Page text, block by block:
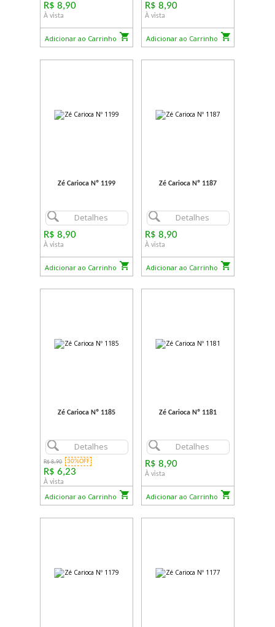
R$ 8,90
À vista
Adicionar ao Carrinho
R$ 8,90
À vista
Adicionar ao Carrinho
Zé Carioca Nº 1199
Detalhes
R$ 8,90
À vista
Adicionar ao Carrinho
Zé Carioca Nº 1187
Detalhes
R$ 8,90
À vista
Adicionar ao Carrinho
Zé Carioca Nº 1185
Detalhes
R$ 8,90 30%OFF
R$ 6,23
À vista
Adicionar ao Carrinho
Zé Carioca Nº 1181
Detalhes
R$ 8,90
À vista
Adicionar ao Carrinho